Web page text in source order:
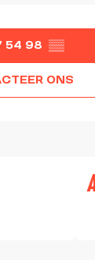
54 98 ▒▒
ONS